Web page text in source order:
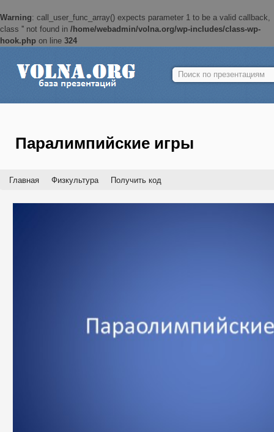
Warning: call_user_func_array() expects parameter 1 to be a valid callback,
class '' not found in /home/webadmin/volna.org/wp-includes/class-wp-
hook.php on line 324
Найти:
Паралимпийские игры
Главная Физкультура Получить код